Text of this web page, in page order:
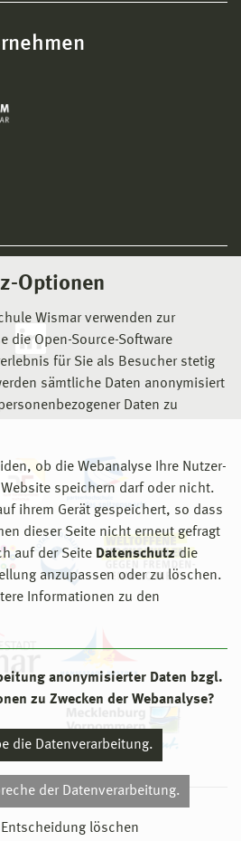
Optionen
Wismar verwenden zur
die Open-Source-Software
für Sie als Besucher stetig
sämtliche Daten anonymisiert
Daten zu
ob die Webanalyse Ihre Nutzer-
speichern darf oder nicht.
ihrem Gerät gespeichert, so dass
dieser Seite nicht erneut gefragt
auf der Seite Datenschutz die
anzupassen oder zu löschen.
Informationen zu den
anonymisierter Daten bzgl.
zu Zwecken der Webanalyse?
die Datenverarbeitung.
der Datenverarbeitung.
löschen